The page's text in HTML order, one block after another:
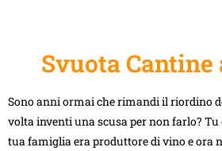
Svuota Cantine
Sono anni ormai che rimandi il riordino
volta inventi una scusa per non farlo?
tua famiglia era produttore di vino e ora